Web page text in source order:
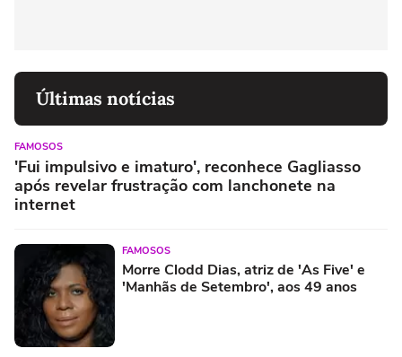
Últimas notícias
FAMOSOS
'Fui impulsivo e imaturo', reconhece Gagliasso
após revelar frustração com lanchonete na
internet
FAMOSOS
Morre Clodd Dias, atriz de 'As Five' e
'Manhãs de Setembro', aos 49 anos